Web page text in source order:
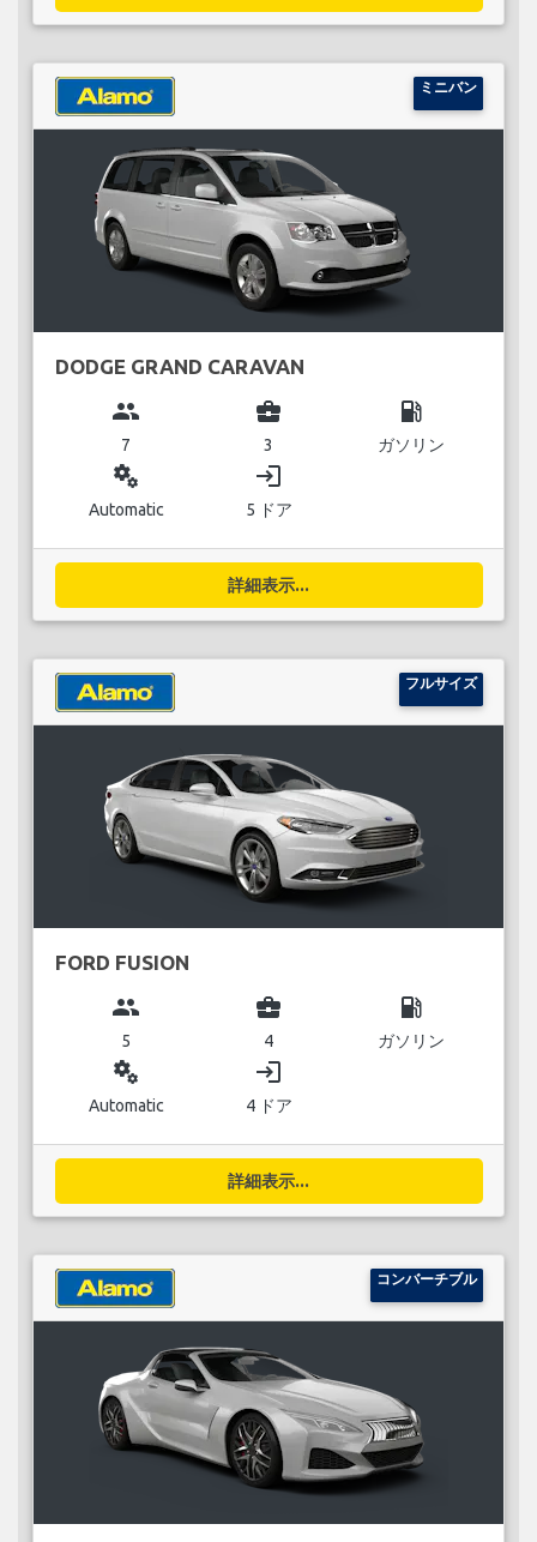
ミニバン
DODGE GRAND CARAVAN
group
7
business_center
3
local_gas_station
ガソリン
miscellaneous_services
Automatic
login
5 ドア
詳細表示...
フルサイズ
FORD FUSION
group
5
business_center
4
local_gas_station
ガソリン
miscellaneous_services
Automatic
login
4 ドア
詳細表示...
コンバーチブル